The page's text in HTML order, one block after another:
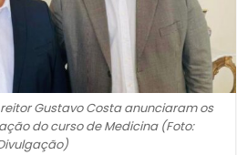
Gustavo Costa anunciaram os
do curso de Medicina (Foto: